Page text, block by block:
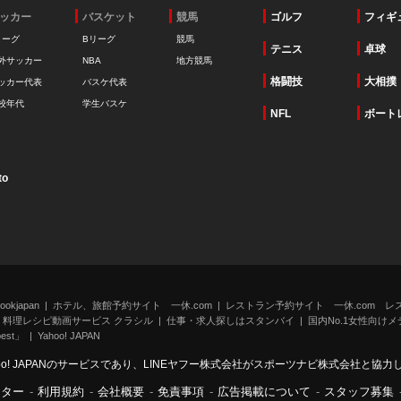
カー
ーグ
サッカー
カー代表
年代
バスケット
Bリーグ
NBA
バスケ代表
学生バスケ
競馬
競馬
地方競馬
ゴルフ フィギ
テニス 卓球
格闘技 大相撲
NFL ボート
ホテル、旅館予約サイト 一休.com
レストラン予約サイト 一休.com レ
料理レシピ動画サービス クラシル
仕事・求人探しはスタンバイ
国内No.1女性向けメ
」
Yahoo! JAPAN
JAPANのサービスであり、LINEヤフー株式会社がスポーツナビ株式会社と協力
ー - 利用規約 - 会社概要 - 免責事項 - 広告掲載について - スタッフ募集